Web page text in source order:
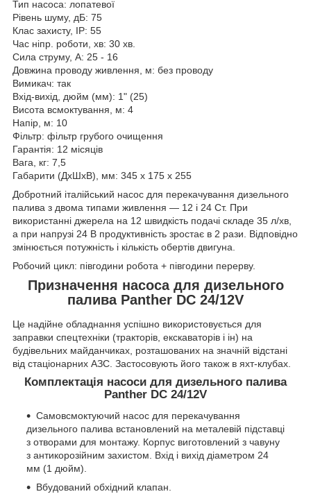
Тип насоса: лопатевої
Рівень шуму, дБ: 75
Клас захисту, IP: 55
Час ніпр. роботи, хв: 30 хв.
Сила струму, А: 25 - 16
Довжина проводу живлення, м: без проводу
Вимикач: так
Вхід-вихід, дюйм (мм): 1" (25)
Висота всмоктування, м: 4
Напір, м: 10
Фільтр: фільтр грубого очищення
Гарантія: 12 місяців
Вага, кг: 7,5
Габарити (ДхШхВ), мм: 345 х 175 х 255
Добротний італійський насос для перекачування дизельного
палива з двома типами живлення — 12 і 24 Ст. При
використанні джерела на 12 швидкість подачі складе 35 л/хв,
а при напрузі 24 В продуктивність зростає в 2 рази. Відповідно
змінюється потужність і кількість обертів двигуна.
Робочий цикл: півгодини робота + півгодини перерву.
Призначення насоса для дизельного
палива Panther DC 24/12V
Це надійне обладнання успішно використовується для
заправки спецтехніки (тракторів, екскаваторів і ін) на
будівельних майданчиках, розташованих на значній відстані
від стаціонарних АЗС. Застосовують його також в яхт-клубах.
Комплектація насоси для дизельного палива
Panther DC 24/12V
Самовсмоктуючий насос для перекачування
дизельного палива встановлений на металевій підставці
з отворами для монтажу. Корпус виготовлений з чавуну
з антикорозійним захистом. Вхід і вихід діаметром 24
мм (1 дюйм).
Вбудований обхідний клапан.